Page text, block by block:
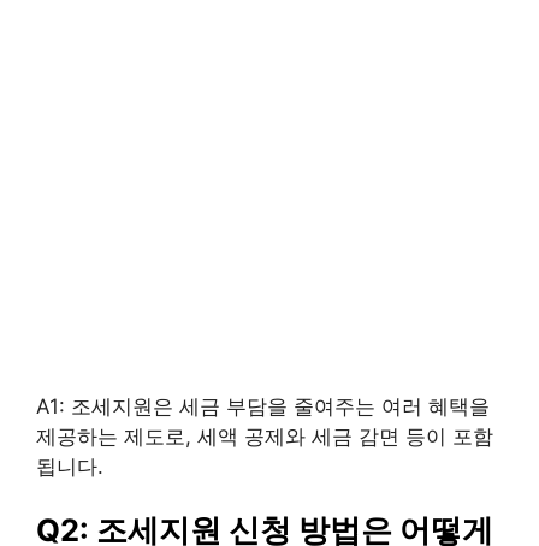
A1: 조세지원은 세금 부담을 줄여주는 여러 혜택을
제공하는 제도로, 세액 공제와 세금 감면 등이 포함
됩니다.
Q2: 조세지원 신청 방법은 어떻게